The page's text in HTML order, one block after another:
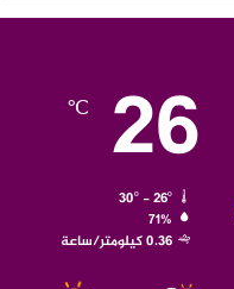
26
℃
30º - 26º
71%
0.36 كيلومتر/ساعة